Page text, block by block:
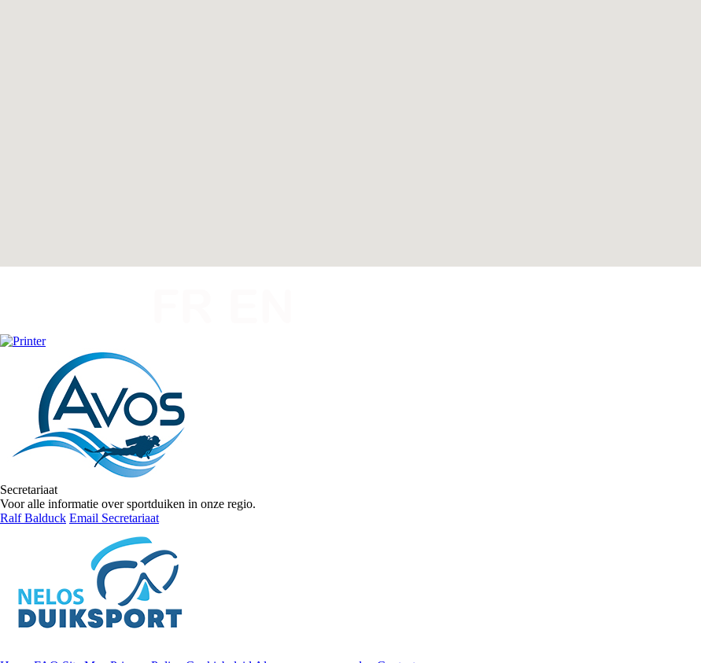
Secretariaat
Voor alle informatie over sportduiken in onze regio.
Ralf Balduck Email Secretariaat